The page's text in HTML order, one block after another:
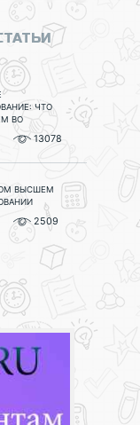
ЧТО
ВО
13078
ВЫСШЕМ
2509